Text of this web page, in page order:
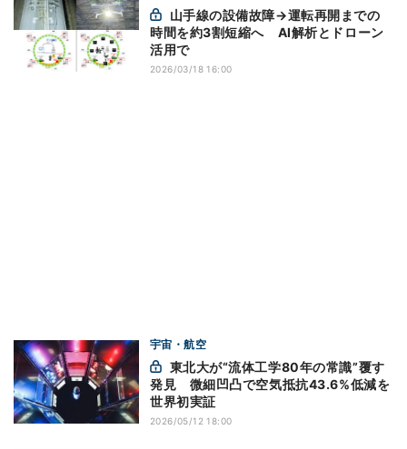
時間を約3割短縮へ AI解析とドローン
活用で
2026/03/18 16:00
宇宙・航空
発見 微細凹凸で空気抵抗43.6%低減を
世界初実証
2026/05/12 18:00